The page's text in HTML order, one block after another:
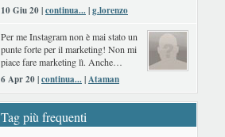
10 Giu 20 |continua...|g.lorenzo
Per me Instagram non è mai stato un
punte forte per il marketing! Non mi
piace fare marketing lì. Anche…
6 Apr 20 |continua...|Ataman
Tag più frequenti